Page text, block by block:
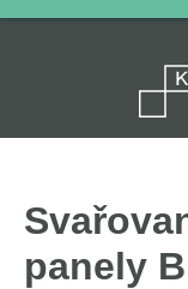
panely